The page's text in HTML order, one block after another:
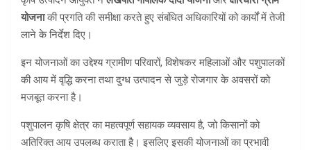
योजनाकी प्रगति की समीक्षा करते हुए संबंधित अधिकारियों को कार्यों में तेजी
लाने के निर्देश दिए।
इन योजनाओं का उद्देश्य ग्रामीण परिवारों, विशेषकर महिलाओं और पशुपालकों
की आय में वृद्धि करना तथा दुग्ध उत्पादन से जुड़े रोजगार के अवसरों को
मजबूत करना है।
पशुपालन कृषि क्षेत्र का महत्वपूर्ण सहायक व्यवसाय है, जो किसानों को
अतिरिक्त आय उपलब्ध कराता है। इसलिए इसकी योजनाओं का प्रभावी